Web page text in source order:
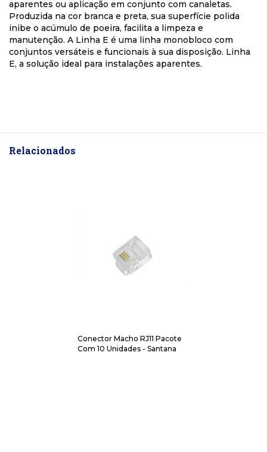
aparentes ou aplicação em conjunto com canaletas.
Produzida na cor branca e preta, sua superfície polida
inibe o acúmulo de poeira, facilita a limpeza e
manutenção. A Linha E é uma linha monobloco com
conjuntos versáteis e funcionais à sua disposição. Linha
E, a solução ideal para instalações aparentes.
Relacionados
Conector Macho RJ11 Pacote
Com 10 Unidades - Santana